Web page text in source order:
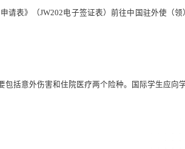
请表》（JW202电子签证表）前往中国驻外使（
括意外伤害和住院医疗两个险种。国际学生应